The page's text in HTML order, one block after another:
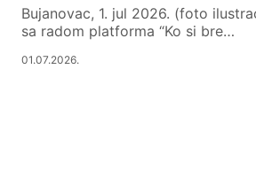
Bujanovac, 1. jul 2026. (foto
sa radom platforma “Ko si bre…
01.07.2026.